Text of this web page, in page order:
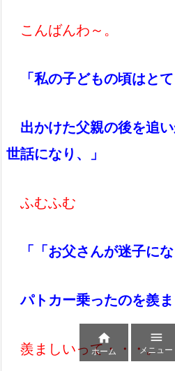
こんばんわ～。
「私の子どもの頃はとて
出かけた父親の後を追
世話になり、」
ふむふむ
「「お父さんが迷子に
パトカー乗ったのを羨ま
羨ましいって・・・。

ホーム

メニュー